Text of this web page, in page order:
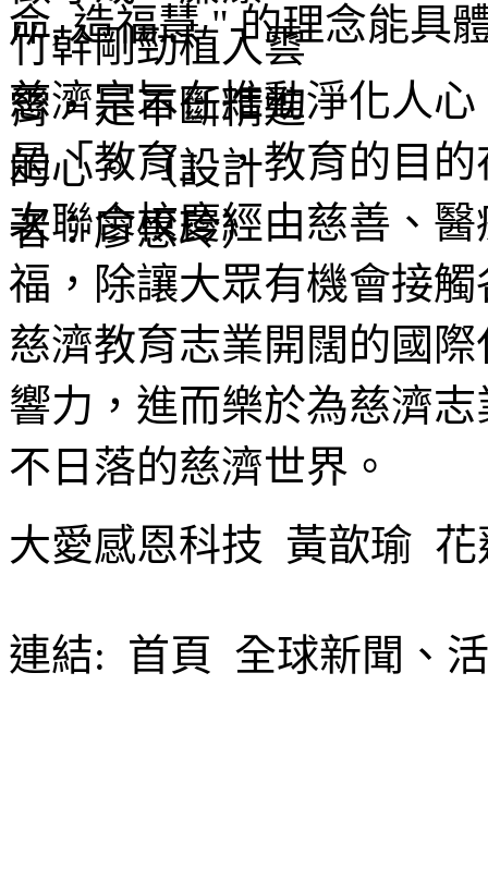
命, 造福慧 " 的理念能具
慈濟宗旨在推動淨化人
是「教育」，教育的目
次聯合校慶經由慈善、
福，除讓大眾有機會接
慈濟教育志業開闊的國
響力，進而樂於為慈濟
不日落的慈濟世界。
大愛感恩科技 黃歆瑜 花
連結: 首頁 全球新聞、